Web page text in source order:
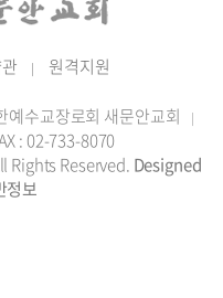
| 원격지원
예수교장로회 새문안교회 |
: 02-733-8070
Rights Reserved. Designed
정보